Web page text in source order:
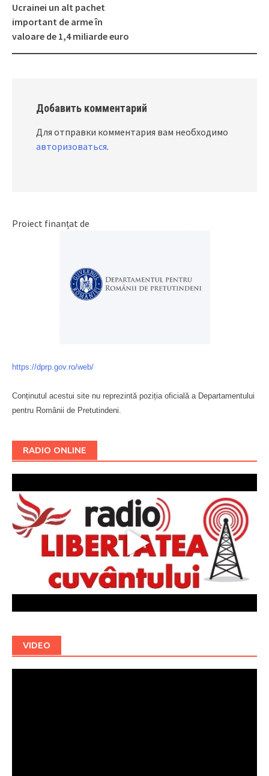
Ucrainei un alt pachet
important de arme în
valoare de 1,4 miliarde euro
Добавить комментарий
Для отправки комментария вам необходимо
авторизоваться.
Proiect finanțat de
https://dprp.gov.ro/web/
Conținutul acestui site nu reprezintă poziția oficială a Departamentului
pentru Românii de Pretutindeni.
RADIO ONLINE
VIDEO